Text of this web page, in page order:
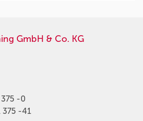
GmbH & Co. KG
-0
375 -41